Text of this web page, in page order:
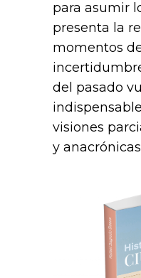
para asumir
presenta la
momentos
del pasado
visiones
y